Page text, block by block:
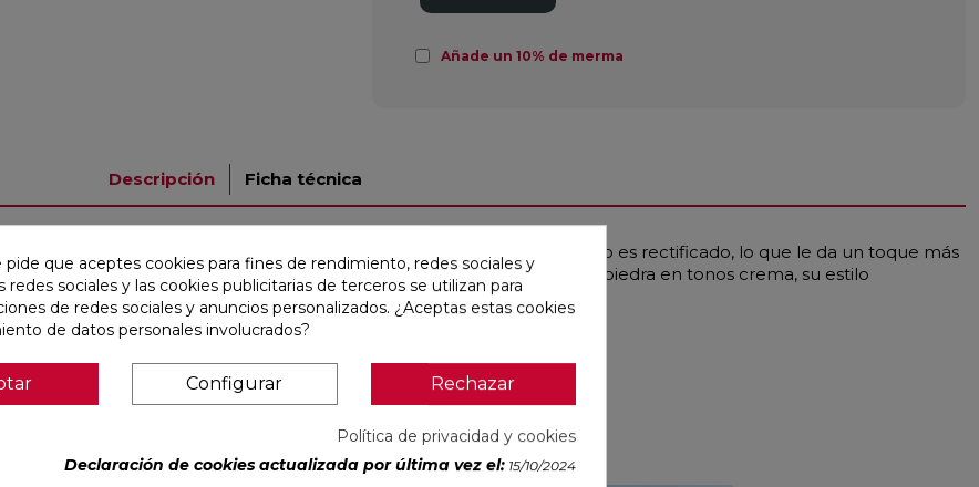
Añade un 10% de merma
Descripción Ficha técnica
y mate, y viene en un formato rectangular de 33,3x55 cm. No es rectificado, lo que le da un toque más
y comerciales. Con una impresión digital que emula cemento y piedra en tonos crema, su estilo
a cualquier ambiente.
que aceptes cookies para fines de rendimiento, redes sociales y
redes sociales y las cookies publicitarias de terceros se utilizan para
de redes sociales y anuncios personalizados. ¿Aceptas estas cookies
de datos personales involucrados?
Configurar Rechazar
Política de privacidad y cookies
Declaración de cookies actualizada por última vez el: 15/10/2024